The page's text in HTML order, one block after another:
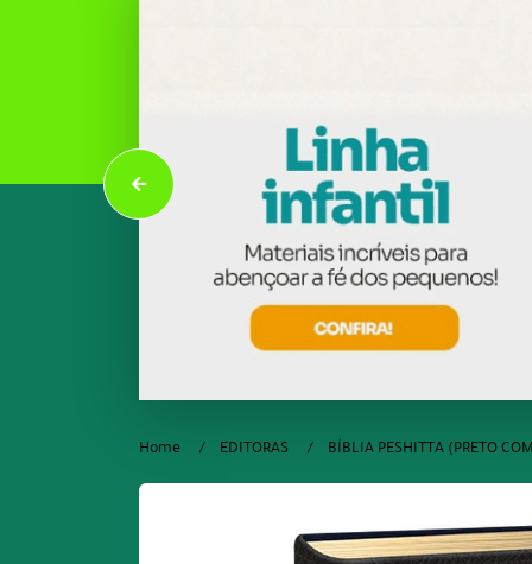
Home EDITORAS BÍBLIA PESHITTA (PRETO